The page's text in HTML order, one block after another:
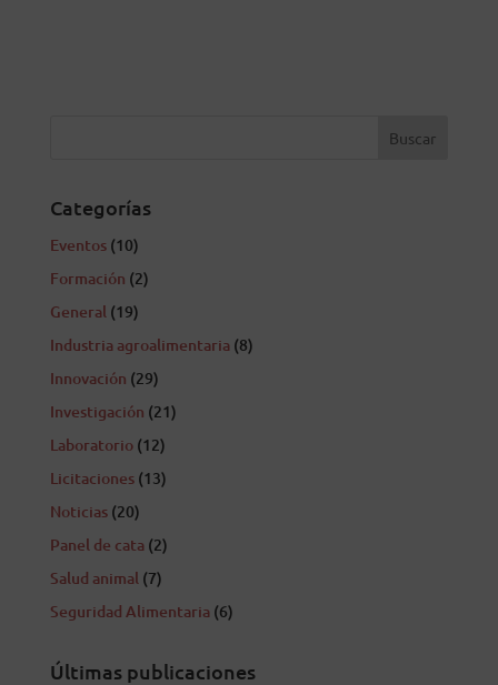
Categorías
Eventos(10)
Formación (2)
General (19)
Industria agroalimentaria(8)
Innovación (29)
Investigación (21)
Laboratorio(12)
Licitaciones(13)
Noticias(20)
Panel de cata(2)
Salud animal (7)
Seguridad Alimentaria(6)
Últimas publicaciones